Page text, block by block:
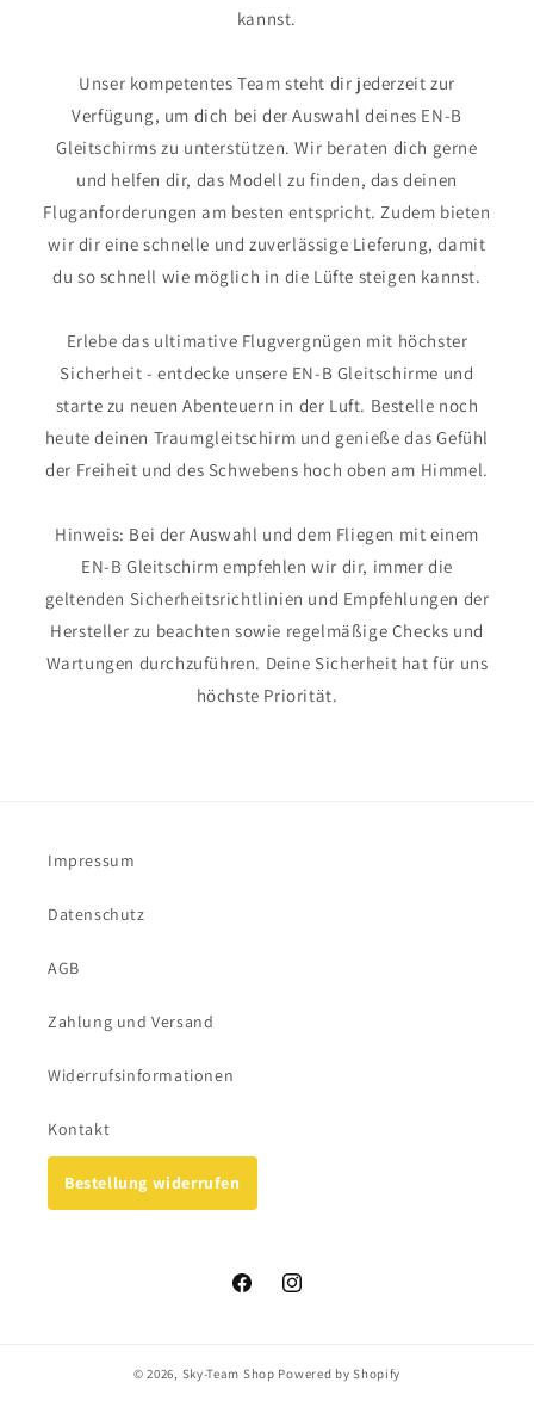
kannst.
Unser kompetentes Team steht dir jederzeit zur
Verfügung, um dich bei der Auswahl deines EN-B
Gleitschirms zu unterstützen. Wir beraten dich gerne
und helfen dir, das Modell zu finden, das deinen
Fluganforderungen am besten entspricht. Zudem bieten
wir dir eine schnelle und zuverlässige Lieferung, damit
du so schnell wie möglich in die Lüfte steigen kannst.
Erlebe das ultimative Flugvergnügen mit höchster
Sicherheit - entdecke unsere EN-B Gleitschirme und
starte zu neuen Abenteuern in der Luft. Bestelle noch
heute deinen Traumgleitschirm und genieße das Gefühl
der Freiheit und des Schwebens hoch oben am Himmel.
Hinweis: Bei der Auswahl und dem Fliegen mit einem
EN-B Gleitschirm empfehlen wir dir, immer die
geltenden Sicherheitsrichtlinien und Empfehlungen der
Hersteller zu beachten sowie regelmäßige Checks und
Wartungen durchzuführen. Deine Sicherheit hat für uns
höchste Priorität.
Impressum
Datenschutz
AGB
Zahlung und Versand
Widerrufsinformationen
Kontakt
Bestellung widerrufen
FacebookInstagram
© 2026, Sky-Team Shop Powered by Shopify